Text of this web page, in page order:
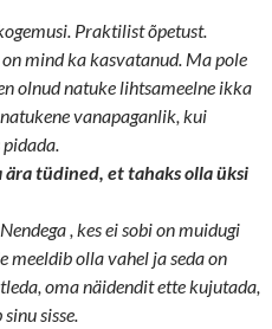
Praktilist õpetust.
mind ka kasvatanud. Ma pole
olnud natuke lihtsameelne ikka
vanapaganlik, kui
ära tüdined, et tahaks olla üksi
, kes ei sobion muidugi
meeldib olla vahel ja seda on
oma näidendit ette kujutada,
sisse.